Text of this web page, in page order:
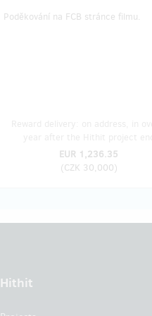
Poděkování na FCB stránce filmu.
EUR 1,236.35
(CZK 30,000)
Hithit